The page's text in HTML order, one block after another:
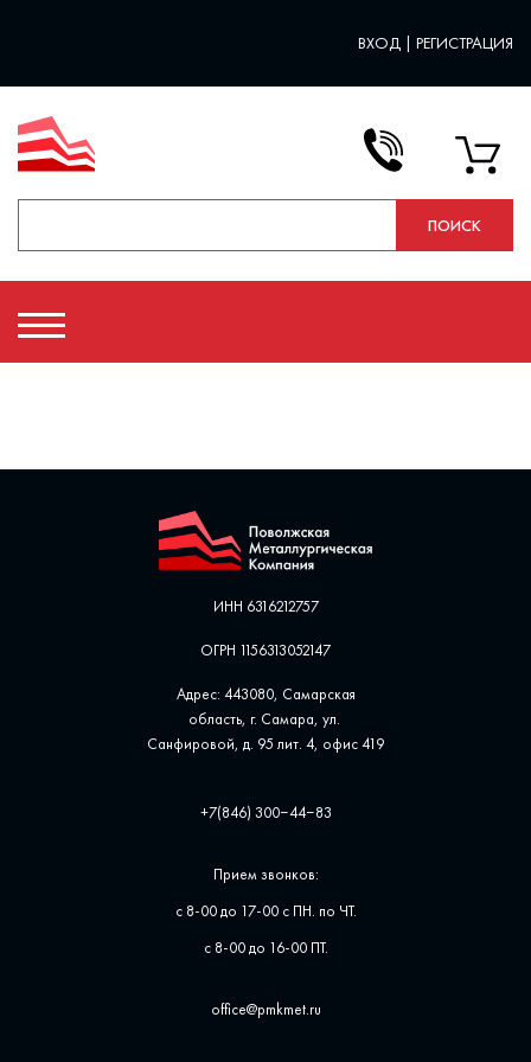
ВХОД | РЕГИСТРАЦИЯ
ИНН 6316212757
ОГРН 1156313052147
Адрес: 443080, Самарская
область, г. Самара, ул. ​
Санфировой, д. 95 лит. 4, офис ​419
+7(846) 300‒44‒83
Прием звонков:
с 8-00 до 17-00 с ПН. по ЧТ.
с 8-00 до 16-00 ПТ.
office@pmkmet.ru